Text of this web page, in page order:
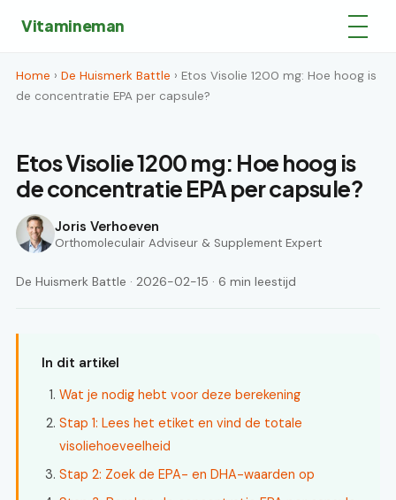
Vitamineman
Home › De Huismerk Battle › Etos Visolie 1200 mg: Hoe hoog is
de concentratie EPA per capsule?
Etos Visolie 1200 mg: Hoe hoog is
de concentratie EPA per capsule?
Joris Verhoeven
Orthomoleculair Adviseur & Supplement Expert
De Huismerk Battle · 2026-02-15 · 6 min leestijd
In dit artikel
Wat je nodig hebt voor deze berekening
Stap 1: Lees het etiket en vind de totale
visoliehoeveelheid
Stap 2: Zoek de EPA- en DHA-waarden op